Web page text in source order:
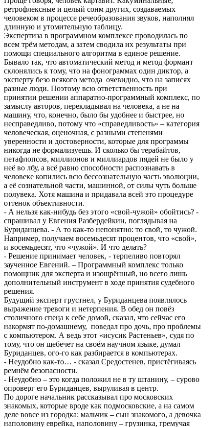
ретрофлексные и целый сонм других, создаваемых
человеком в процессе речеобразования звуков, наполнял
длинную и утомительную таблицу.
Экспертиза в программном комплексе проводилась по
всем трём методам, а затем сводила их результаты при
помощи специального алгоритма в единое решение.
Бывало так, что автоматический метод и метод формант
склонялись к тому, что на фонограммах один диктор, а
эксперту безо всякого метода очевидно, что на записях
разные люди. Поэтому всю ответственность при
принятии решении аппаратно-программный комплекс, по
замыслу авторов, перекладывал на человека, а не на
машину, что, конечно, было бы удобнее и быстрее, но
несправедливо, потому что «справедливость» – категория
человеческая, оценочная, с разными степенями
уверенности и достоверности, которые для программы
никогда не формализуешь. И сколько бы терабайтов,
петафлопсов, миллионов и миллиардов пядей не было у
неё во лбу, а всё равно способности распознавать в
человеке копились всю бессознательную часть эволюции,
а её сознательной части, машинной, от силы чуть больше
полувека. Хотя машина и придавала всей это процедуре
оттенок объективности.
- А нельзя как-нибудь без этого «свой-чужой» обойтись? -
спрашивал у Евгения Разбердейкин, поглядывая на
Буриданцева. - А то как-то непонятно: то свой, то чужой.
Например, получаем восемьдесят процентов, что «свой»,
и восемьдесят, что «чужой». И что делать?
- Решение принимает человек, - терпеливо повторял
заученное Евгений. – Программный комплекс только
помощник для эксперта и изощрённый, но всего лишь
дополнительный инструмент в ходе принятия судебного
решения.
Будущий эксперт грустнел, у Буриданцева появлялось
выражение тревоги и нетерпения. В обед он повёз
столичного спеца к себе домой, сказал, что сейчас его
накормят по-домашнему, поведал про дочь, про проблемы
с компьютером. А ведь этот «исусик Растеньев», судя по
тому, что он щебечет на своём научном языке, думал
Буриданцев, ого-го как разбирается в компьютерах.
- Неудобно как-то… - сказал Средостенев, пристёгиваясь
ремнём безопасности.
- Неудобно – это когда положил не в ту штанину, – сурово
опроверг его Буриданцев, выруливая в центр.
По дороге начальник рассказывал про московских
знакомых, которые вроде как подмосковские, а на самом
деле вовсе из городка: мальчик – сын знакомого, а девочка
наполовину еврейка, наполовину – грузинка, гремучая